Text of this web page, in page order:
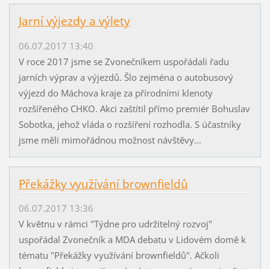
Jarní výjezdy a výlety
06.07.2017 13:40
V roce 2017 jsme se Zvonečníkem uspořádali řadu
jarních výprav a výjezdů. Šlo zejména o autobusový
výjezd do Máchova kraje za přírodními klenoty
rozšířeného CHKO. Akci zaštítil přímo premiér Bohuslav
Sobotka, jehož vláda o rozšíření rozhodla. S účastníky
jsme měli mimořádnou možnost návštěvy...
Překážky využívání brownfieldů
06.07.2017 13:36
V květnu v rámci "Týdne pro udržitelný rozvoj"
uspořádal Zvonečník a MDA debatu v Lidovém domě k
tématu "Překážky využívání brownfieldů". Ačkoli